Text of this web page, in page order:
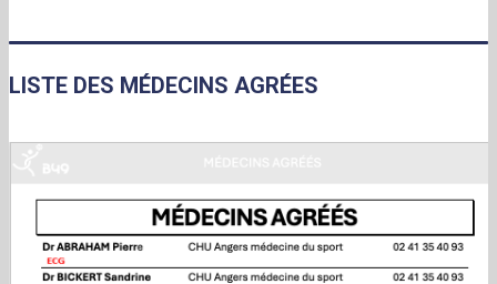
LISTE DES MÉDECINS AGRÉES